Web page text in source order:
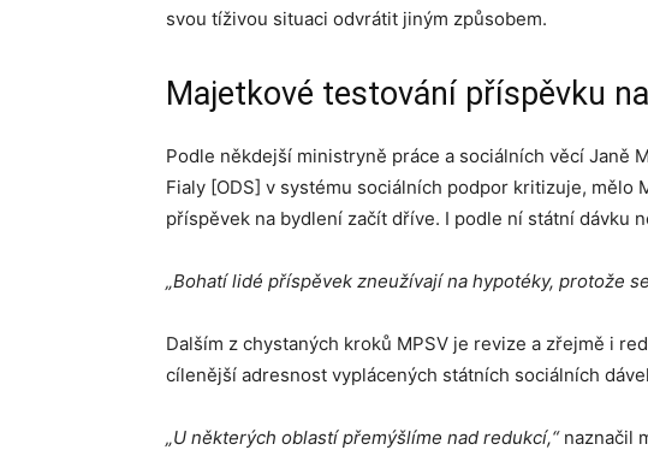
svou tíživou situaci odvrátit jiným způsobem.
Majetkové testování příspěvku
Podle někdejší ministryně práce a sociálních věcí Janě
Fialy [ODS] v systému sociálních podpor kritizuje, mělo
příspěvek na bydlení začít dříve. I podle ní státní dávku
„Bohatí lidé příspěvek zneužívají na hypotéky, protože
Dalším z chystaných kroků MPSV je revize a zřejmě i
cílenější adresnost vyplácených státních sociálních
„U některých oblastí přemýšlíme nad redukcí,“naznačil